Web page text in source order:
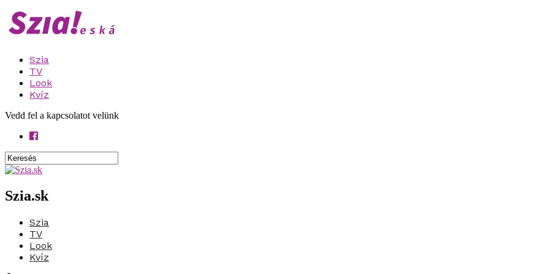
Szia
TV
Look
Kvíz
Vedd fel a kapcsolatot velünk
Szia.sk
Szia
TV
Look
Kvíz